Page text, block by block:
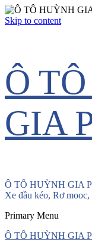
Skip to content
Ô
GIA
Ô TÔ HUỲNH GIA
Xe đầu kéo, Rơ
Primary Menu
Ô TÔ HUỲNH GIA